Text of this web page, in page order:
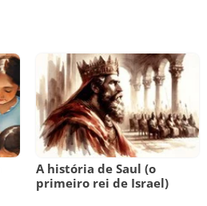
A história de Saul (o
primeiro rei de Israel)